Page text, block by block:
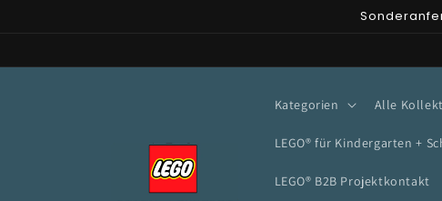
Kategorien Alle
LEGO® für Kindergarten +
LEGO® B2B Projektkontakt